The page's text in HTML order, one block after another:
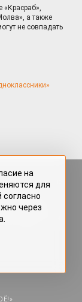
«Красраб»,
а также
не совпадать
на портале
авторами
Полное или
на портале
редакции
на
для
через